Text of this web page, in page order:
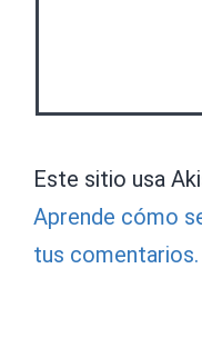
Este sitio usa
Aprende cómo
tus comentarios.